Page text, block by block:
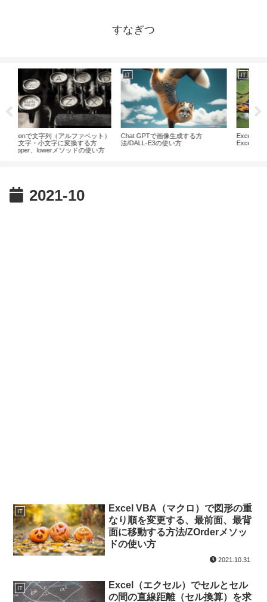
すなぎつ
Chat GPTで画像生成する方
法/DALL-E3の使い方
Excel（エクセル）の起動方法、
Excelを立ち上げるやりかた
2021-10
IT
Excel VBA（マクロ）で図形の重
なり順を変更する、最前面、最背
面に移動する方法/ZOrderメソッ
ドの使い方
2021.10.31
IT
Excel（エクセル）でセルとセル
の間の直線距離（セル換算）を求